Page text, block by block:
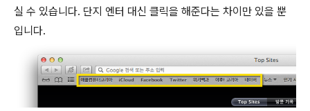
실 수 있습니다. 단지 엔터 대신 클릭을 해준다는 차이만 있을 뿐
입니다.